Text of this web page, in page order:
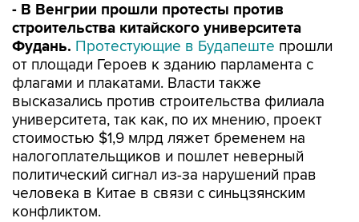
- В Венгрии прошли протесты против
строительства китайского университета
Фудань. Протестующие в Будапеште прошли
от площади Героев к зданию парламента с
флагами и плакатами. Власти также
высказались против строительства филиала
университета, так как, по их мнению, проект
стоимостью $1,9 млрд ляжет бременем на
налогоплательщиков и пошлет неверный
политический сигнал из-за нарушений прав
человека в Китае в связи с синьцзянским
конфликтом.